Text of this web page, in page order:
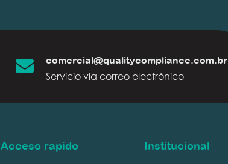
comercial@qualitycompliance.com.br
Servicio vía correo electrónico
Acceso rapido Institucional